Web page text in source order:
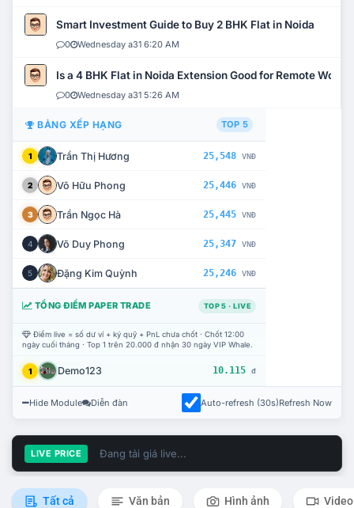
Smart Investment Guide to Buy 2 BHK Flat in Noida
0 Wednesday a31 6:20 AM
Is a 4 BHK Flat in Noida Extension Good for Remote Work?
0 Wednesday a31 5:26 AM
BẢNG XẾP HẠNG TOP 5
1 Trần Thị Hương 25,548 VNĐ
2 Võ Hữu Phong 25,446 VNĐ
3 Trần Ngọc Hà 25,445 VNĐ
4 Võ Duy Phong 25,347 VNĐ
5 Đặng Kim Quỳnh 25,246 VNĐ
TỔNG ĐIỂM PAPER TRADE TOP 5 · LIVE
Điểm live = số dư ví + ký quỹ + PnL chưa chốt · Chốt 12:00
ngày cuối tháng · Top 1 trên 20.000 đ nhận 30 ngày VIP Whale.
1 Demo123 10.115 đ
Hide Module Diễn đàn Auto-refresh (30s)Refresh Now
LIVE PRICE Đang tải giá live...
Tất cả Văn bản Hình ảnh Video